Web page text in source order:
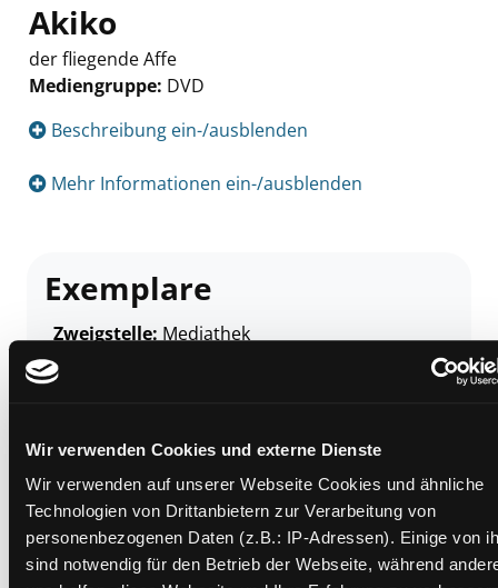
Wir verwenden Cookies und externe Dienste
Wir verwenden auf unserer Webseite Cookies und ähnliche
Technologien von Drittanbietern zur Verarbeitung von
personenbezogenen Daten (z.B.: IP-Adressen). Einige von
sind notwendig für den Betrieb der Webseite, während
Akiko
der fliegende Affe
Mediengruppe: DVD
Beschreibung ein-/ausblenden
Mehr Informationen ein-/ausblenden
Exemplare
Zweigstelle: Mediathek
Signatur:
Vorbestellungen:0
Mediengruppe: DVD
Frist:
Barcode:2513SB01078